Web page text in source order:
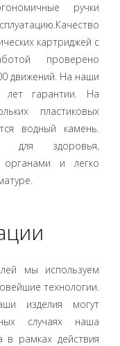
ручки
картриджей с
проверено
движений. На наши
лет гарантии. На
пластиковых
водный камень.
для здоровья,
органами и легко
мы используем
технологии.
изделия могут
случаях наша
в рамках действия